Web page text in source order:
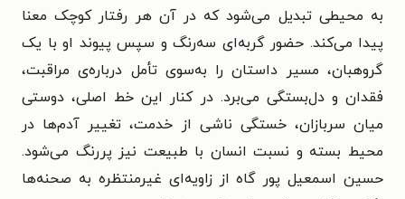
به محیطی تبدیل می‌شود که در آن هر رفتار کوچک معنا
پیدا می‌کند. حضور گربه‌ای سه‌رنگ و سپس پیوند او با یک
گروهبان، مسیر داستان را به‌سوی تأمل درباره‌ی مراقبت،
فقدان و دل‌بستگی می‌برد. در کنار این خط اصلی، دوستی
میان سربازان، خستگی ناشی از خدمت، تغییر آدم‌ها در
محیط بسته و نسبت انسان با طبیعت نیز پررنگ می‌شود.
حسین اسمعیل پور گاه از زاویه‌ای غیرمنتظره به صحنه‌ها